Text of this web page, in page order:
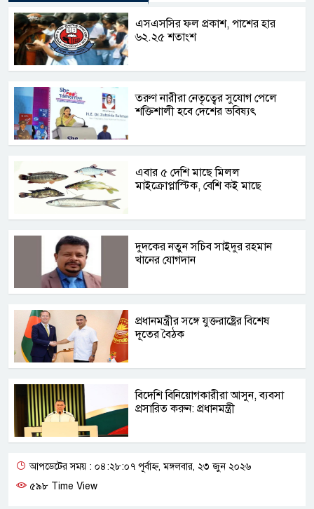
এসএসসির ফল প্রকাশ, পাশের হার
৬২.২৫ শতাংশ
তরুণ নারীরা নেতৃত্বের সুযোগ পেলে
শক্তিশালী হবে দেশের ভবিষ্যৎ
এবার ৫ দেশি মাছে মিলল
মাইক্রোপ্লাস্টিক, বেশি কই মাছে
দুদকের নতুন সচিব সাইদুর রহমান
খানের যোগদান
প্রধানমন্ত্রীর সঙ্গে যুক্তরাষ্ট্রের বিশেষ
দূতের বৈঠক
বিদেশি বিনিয়োগকারীরা আসুন, ব্যবসা
প্রসারিত করুন: প্রধানমন্ত্রী
আপডেটের সময় : ০৪:২৮:০৭ পূর্বাহ্ন, মঙ্গলবার, ২৩ জুন ২০২৬
৫৯৮ Time View